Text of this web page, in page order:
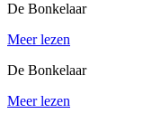
De Bonkelaar
Meer lezen
De Bonkelaar
Meer lezen